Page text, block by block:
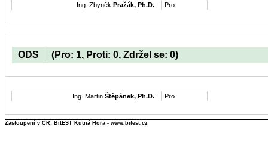
Ing. Zbyněk Pražák, Ph.D. : Pro
ODS (Pro: 1, Proti: 0, Zdržel se: 0)
Ing. Martin Štěpánek, Ph.D. : Pro
Zastoupení v ČR: BitEST Kutná Hora - www.bitest.cz